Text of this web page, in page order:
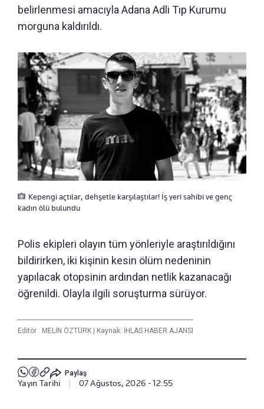
belirlenmesi amacıyla Adana Adli Tıp Kurumu
morguna kaldırıldı.
Kepengi açtılar, dehşetle karşılaştılar! İş yeri sahibi ve genç
kadın ölü bulundu
Polis ekipleri olayın tüm yönleriyle araştırıldığını
bildirirken, iki kişinin kesin ölüm nedeninin
yapılacak otopsinin ardından netlik kazanacağı
öğrenildi. Olayla ilgili soruşturma sürüyor.
Editör : MELİN ÖZTÜRK Kaynak: İHLAS HABER AJANSI
Paylaş
Yayın Tarihi 07 Ağustos, 2026 - 12:55